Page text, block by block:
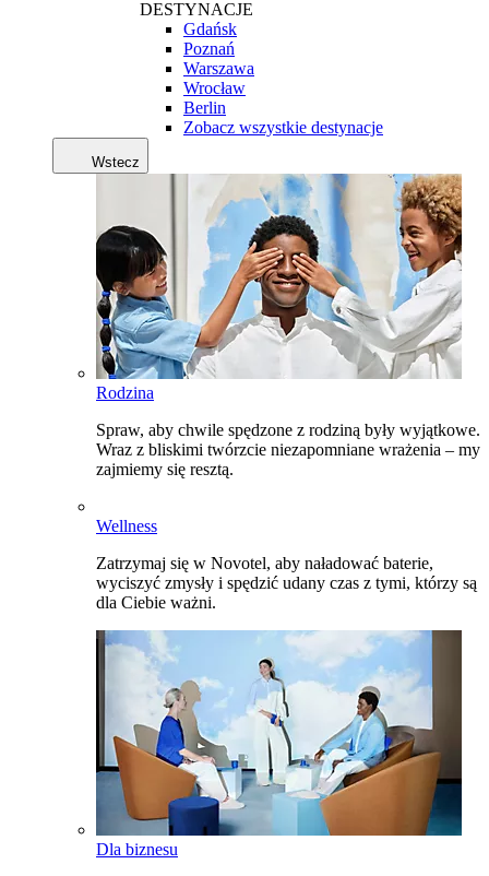
DESTYNACJE
Gdańsk
Poznań
Warszawa
Wrocław
Berlin
Zobacz wszystkie destynacje
Wstecz
Rodzina
Spraw, aby chwile spędzone z rodziną były wyjątkowe.
Wraz z bliskimi twórzcie niezapomniane wrażenia – my
zajmiemy się resztą.
Wellness
Zatrzymaj się w Novotel, aby naładować baterie,
wyciszyć zmysły i spędzić udany czas z tymi, którzy są
dla Ciebie ważni.
Dla biznesu